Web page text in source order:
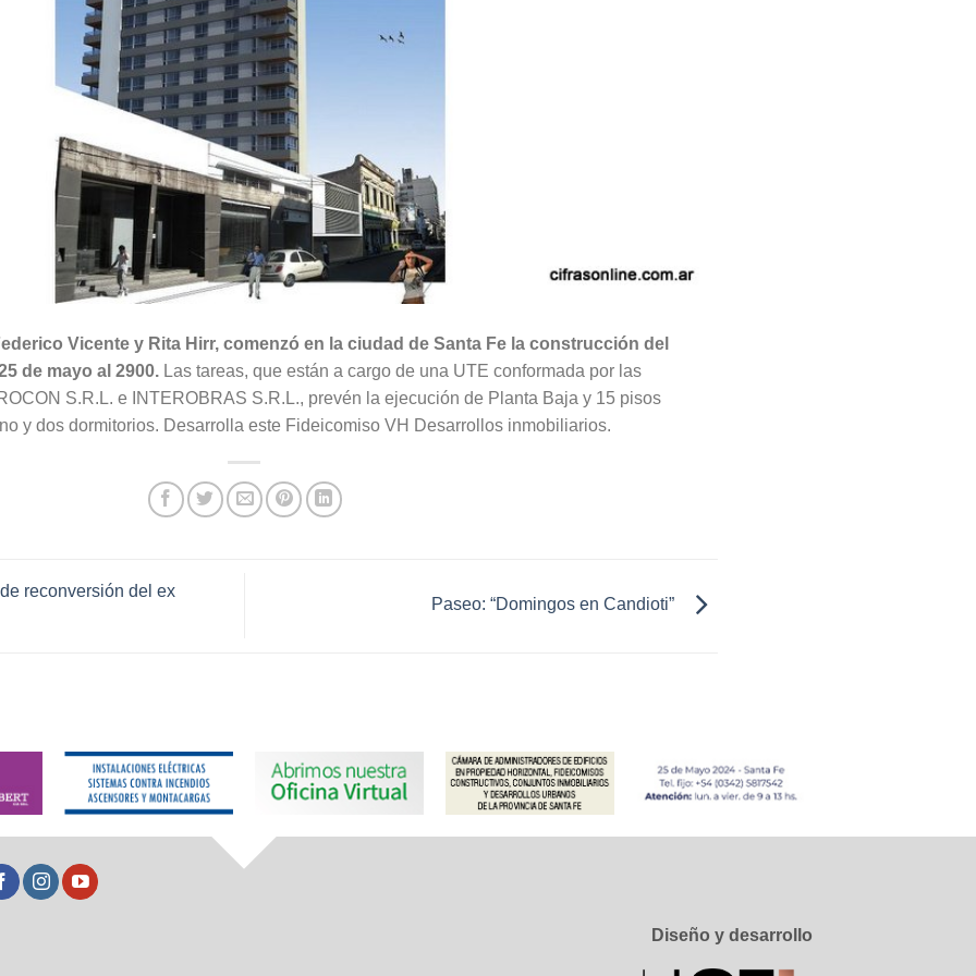
Vicente y Rita Hirr, comenzó en la ciudad de Santa Fe la construcción del
de mayo al 2900. Las tareas, que están a cargo de una UTE conformada por las
S.R.L. e INTEROBRAS S.R.L., prevén la ejecución de Planta Baja y 15 pisos
y dos dormitorios. Desarrolla este Fideicomiso VH Desarrollos inmobiliarios.
reconversión del ex
Paseo: “Domingos en Candioti”
Diseño y desarrollo